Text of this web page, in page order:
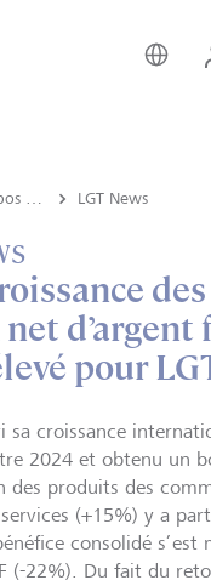
LGT News
d’argent
pour
sa croissance
2024 et obtenu un
des produits des
(+15%) y a
consolidé s’est
(-22%). Du fait du